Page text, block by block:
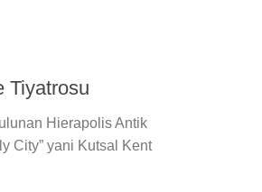
Tiyatrosu
Hierapolis Antik
City” yani Kutsal Kent